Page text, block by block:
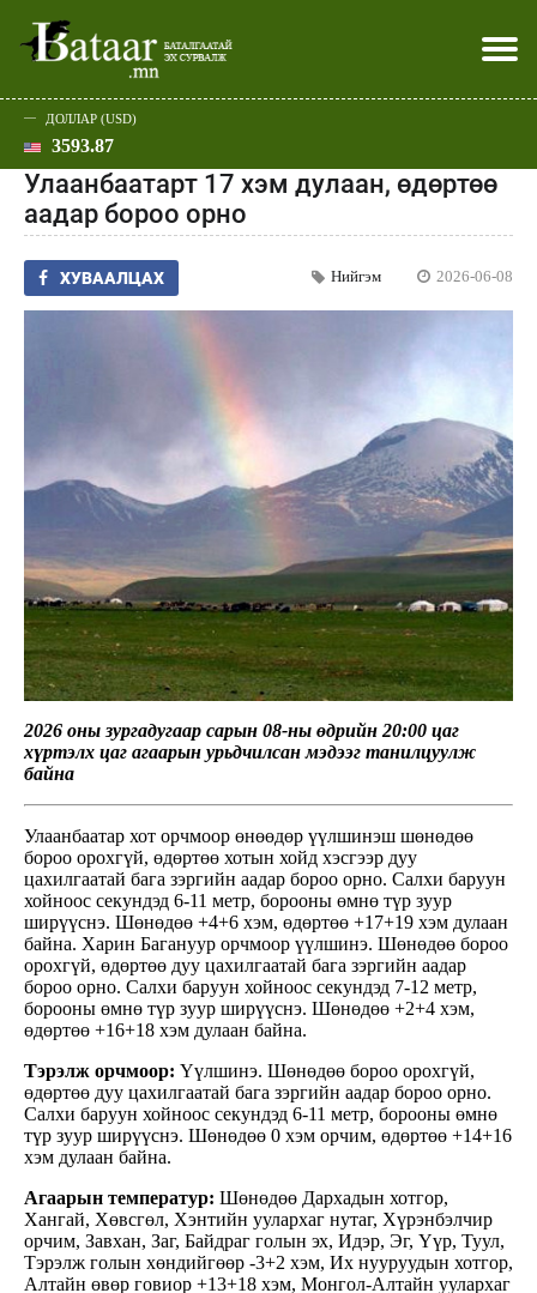
Эхлэл
Улс төр
Нийгэм
Эдийн засаг
Дэлхий
Спорт
Шар
Батаар юу хэлэв
Хэвлэл мэдээллээр
ДОЛЛАР (USD)
3593.87
Улаанбаатарт 17 хэм дулаан, өдөртөө
аадар бороо орно
ХУВААЛЦАХ Нийгэм 2026-06-08
2026 оны зургадугаар сарын 08-ны өдрийн 20:00 цаг
хүртэлх цаг агаарын урьдчилсан мэдээг танилцуулж
байна
Улаанбаатар хот орчмоор өнөөдөр үүлшинэш шөнөдөө
бороо орохгүй, өдөртөө хотын хойд хэсгээр дуу
цахилгаатай бага зэргийн аадар бороо орно. Салхи баруун
хойноос секундэд 6-11 метр, борооны өмнө түр зуур
ширүүснэ. Шөнөдөө +4+6 хэм, өдөртөө +17+19 хэм дулаан
байна. Харин Багануур орчмоор үүлшинэ. Шөнөдөө бороо
орохгүй, өдөртөө дуу цахилгаатай бага зэргийн аадар
бороо орно. Салхи баруун хойноос секундэд 7-12 метр,
борооны өмнө түр зуур ширүүснэ. Шөнөдөө +2+4 хэм,
өдөртөө +16+18 хэм дулаан байна.
Тэрэлж орчмоор: Үүлшинэ. Шөнөдөө бороо орохгүй,
өдөртөө дуу цахилгаатай бага зэргийн аадар бороо орно.
Салхи баруун хойноос секундэд 6-11 метр, борооны өмнө
түр зуур ширүүснэ. Шөнөдөө 0 хэм орчим, өдөртөө +14+16
хэм дулаан байна.
Агаарын температур: Шөнөдөө Дархадын хотгор,
Хангай, Хөвсгөл, Хэнтийн уулархаг нутаг, Хүрэнбэлчир
орчим, Завхан, Заг, Байдраг голын эх, Идэр, Эг, Үүр, Туул,
Тэрэлж голын хөндийгөөр -3+2 хэм, Их нууруудын хотгор,
Алтайн өвөр говиор +13+18 хэм, Монгол-Алтайн уулархаг